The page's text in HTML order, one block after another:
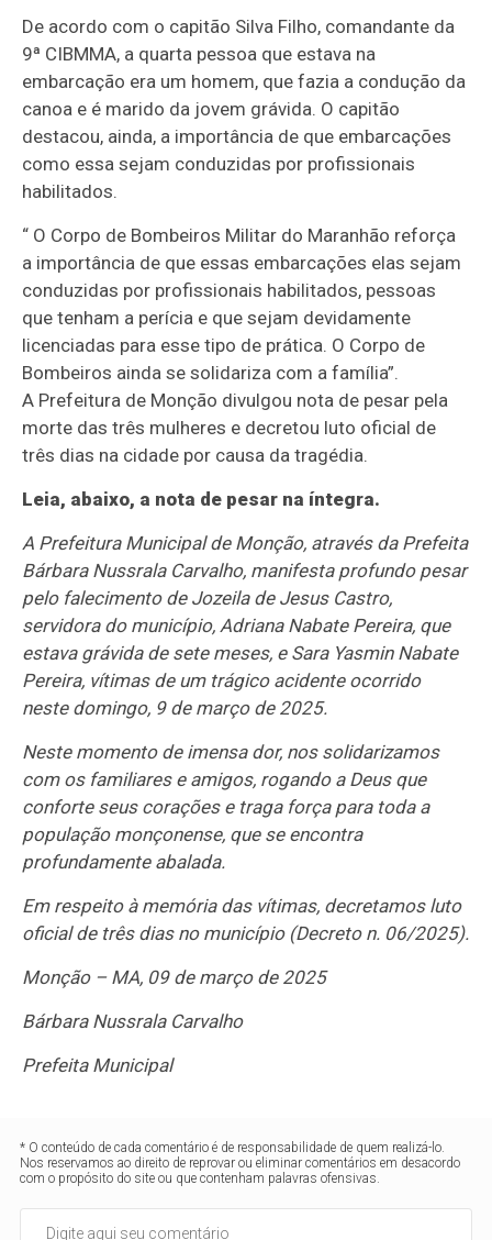
De acordo com o capitão Silva Filho, comandante da
9ª CIBMMA, a quarta pessoa que estava na
embarcação era um homem, que fazia a condução da
canoa e é marido da jovem grávida. O capitão
destacou, ainda, a importância de que embarcações
como essa sejam conduzidas por profissionais
habilitados.
“ O Corpo de Bombeiros Militar do Maranhão reforça
a importância de que essas embarcações elas sejam
conduzidas por profissionais habilitados, pessoas
que tenham a perícia e que sejam devidamente
licenciadas para esse tipo de prática. O Corpo de
Bombeiros ainda se solidariza com a família”.
A Prefeitura de Monção divulgou nota de pesar pela
morte das três mulheres e decretou luto oficial de
três dias na cidade por causa da tragédia.
Leia, abaixo, a nota de pesar na íntegra.
A Prefeitura Municipal de Monção, através da Prefeita
Bárbara Nussrala Carvalho, manifesta profundo pesar
pelo falecimento de Jozeila de Jesus Castro,
servidora do município, Adriana Nabate Pereira, que
estava grávida de sete meses, e Sara Yasmin Nabate
Pereira, vítimas de um trágico acidente ocorrido
neste domingo, 9 de março de 2025.
Neste momento de imensa dor, nos solidarizamos
com os familiares e amigos, rogando a Deus que
conforte seus corações e traga força para toda a
população monçonense, que se encontra
profundamente abalada.
Em respeito à memória das vítimas, decretamos luto
oficial de três dias no município (Decreto n. 06/2025).
Monção – MA, 09 de março de 2025
Bárbara Nussrala Carvalho
Prefeita Municipal
* O conteúdo de cada comentário é de responsabilidade de quem realizá-lo.
Nos reservamos ao direito de reprovar ou eliminar comentários em desacordo
com o propósito do site ou que contenham palavras ofensivas.